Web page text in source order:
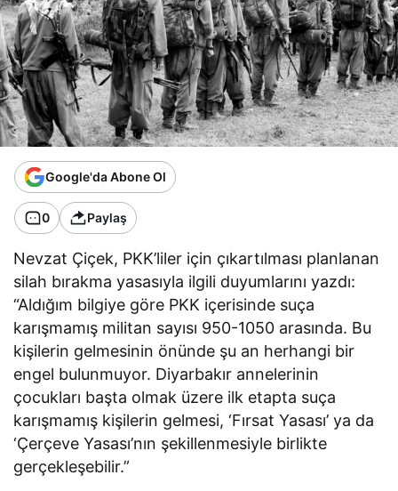
Google'da Abone Ol
0 Paylaş
Nevzat Çiçek, PKK’liler için çıkartılması planlanan
silah bırakma yasasıyla ilgili duyumlarını yazdı:
“Aldığım bilgiye göre PKK içerisinde suça
karışmamış militan sayısı 950-1050 arasında. Bu
kişilerin gelmesinin önünde şu an herhangi bir
engel bulunmuyor. Diyarbakır annelerinin
çocukları başta olmak üzere ilk etapta suça
karışmamış kişilerin gelmesi, ‘Fırsat Yasası’ ya da
‘Çerçeve Yasası’nın şekillenmesiyle birlikte
gerçekleşebilir.”